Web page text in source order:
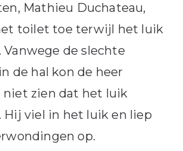
Mathieu Duchateau,
toilet toe terwijl het luik
de slechte
de hal kon de heer
niet zien dat het luik
Hij viel in het luik en liep
op.